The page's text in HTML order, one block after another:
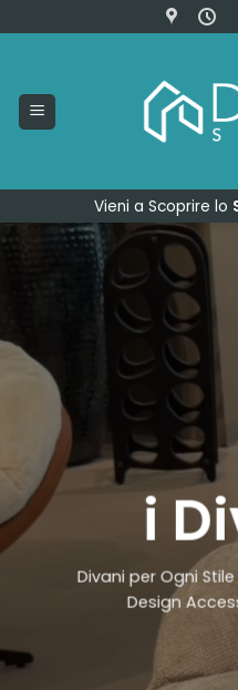
ai
Vieni a Scoprire lo
i
Divani per Ogni
Design